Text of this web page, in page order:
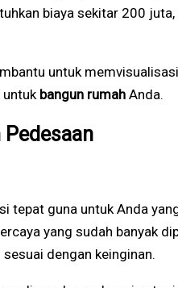
biaya sekitar 200
untuk
untuk bangun rumah Anda.
guna untuk Anda
yang sudah banyak
dengan keinginan.